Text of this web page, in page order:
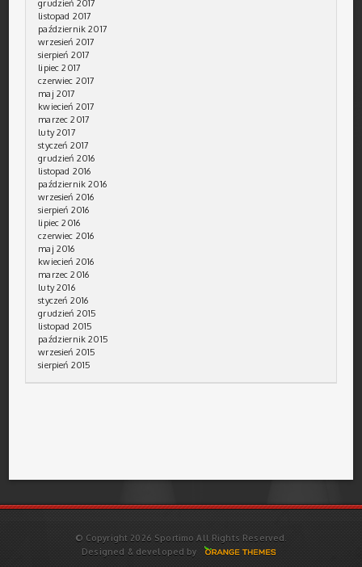
grudzień 2017
listopad 2017
październik 2017
wrzesień 2017
sierpień 2017
lipiec 2017
czerwiec 2017
maj 2017
kwiecień 2017
marzec 2017
luty 2017
styczeń 2017
grudzień 2016
listopad 2016
październik 2016
wrzesień 2016
sierpień 2016
lipiec 2016
czerwiec 2016
maj 2016
kwiecień 2016
marzec 2016
luty 2016
styczeń 2016
grudzień 2015
listopad 2015
październik 2015
wrzesień 2015
sierpień 2015
© Copyright 2026 Sportimo All Rights Reserved.
Designed & developed by